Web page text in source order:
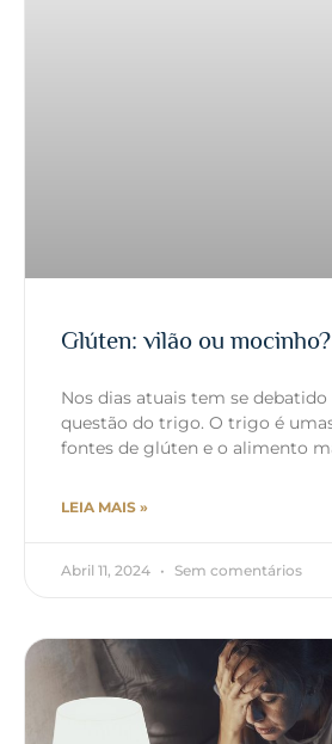
Glúten: vilão ou mocinho?
Nos dias atuais tem se
questão do trigo. O trigo é
fontes de glúten e o alimento
LEIA MAIS »
Abril 11, 2024 Sem comentários